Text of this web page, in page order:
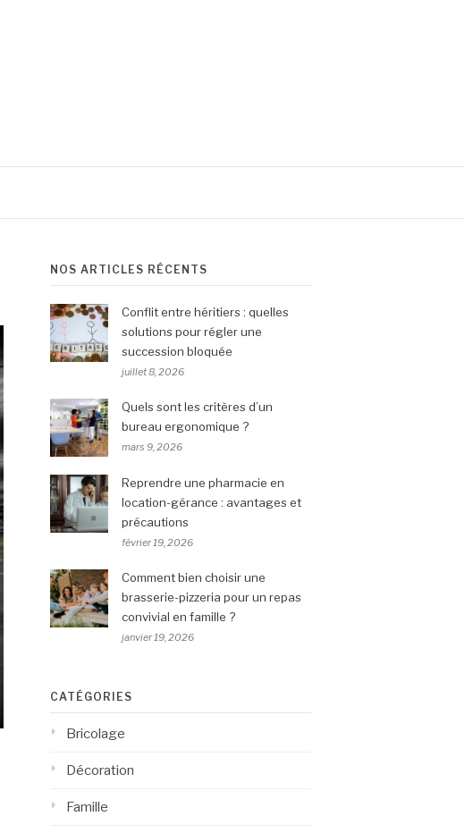
NOS ARTICLES RÉCENTS
Conflit entre héritiers : quelles
solutions pour régler une
succession bloquée
juillet 8, 2026
Quels sont les critères d’un
bureau ergonomique ?
mars 9, 2026
Reprendre une pharmacie en
location-gérance : avantages et
précautions
février 19, 2026
Comment bien choisir une
brasserie-pizzeria pour un repas
convivial en famille ?
janvier 19, 2026
CATÉGORIES
Bricolage
Décoration
Famille